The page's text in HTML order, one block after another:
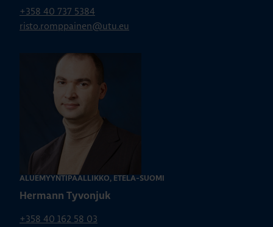
+358 40 737 5384
risto.romppainen@utu.eu
ALUEMYYNTIPÄÄLLIKKÖ, ETELÄ-SUOMI
Hermann Tyvonjuk
+358 40 162 58 03